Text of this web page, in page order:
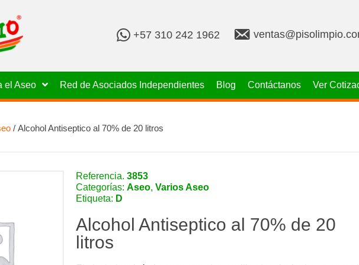
+
0
2
1
+57 310 242 1962
v
e
s
@
.
c
el Aseo Red de Asociados Independientes Blog Contáctanos Ver
/ Alcohol Antiseptico al 70% de 20 litros
Referencia.3853
Categorías:Aseo,Varios Aseo
Etiqueta: D
Alcohol Antiseptico al 70% de 20
litros